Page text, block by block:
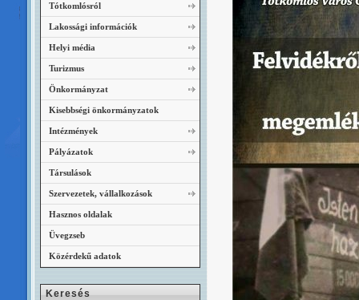
Tótkomlósról
Lakossági információk
Helyi média
Turizmus
Önkormányzat
Kisebbségi önkormányzatok
Intézmények
Pályázatok
Társulások
Szervezetek, vállalkozások
Hasznos oldalak
Üvegzseb
Közérdekű adatok
Keresés